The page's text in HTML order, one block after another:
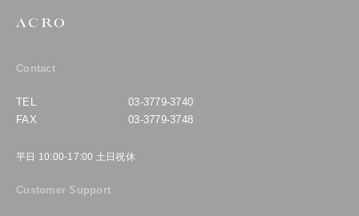
Contact
TEL
03-3779-3740
FAX
03-3779-3748
平日 10:00-17:00 土日祝休
Customer Support